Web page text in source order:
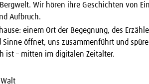
Wir hören ihre Geschichten von
Aufbruch.
einem Ort der Begegnung, des
Sinne öffnet, uns zusammenführt und
ist – mitten im digitalen Zeitalter.